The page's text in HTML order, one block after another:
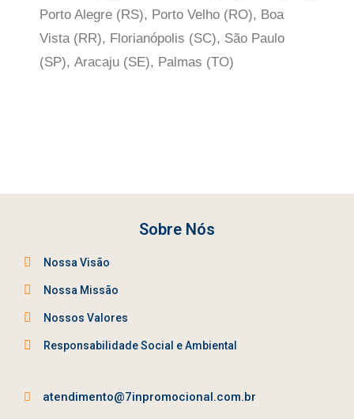
Porto Alegre (RS), Porto Velho (RO), Boa
Vista (RR), Florianópolis (SC), São Paulo
(SP), Aracaju (SE), Palmas (TO)
Sobre Nós
Nossa Visão
Nossa Missão
Nossos Valores
Responsabilidade Social e Ambiental
atendimento@7inpromocional.com.br